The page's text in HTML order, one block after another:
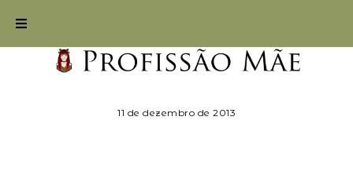
11 de dezembro de 2013